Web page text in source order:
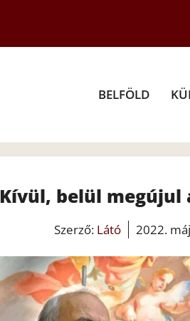
BELFÖLD
Kívül, belül megújul
Szerző: Látó 2022.